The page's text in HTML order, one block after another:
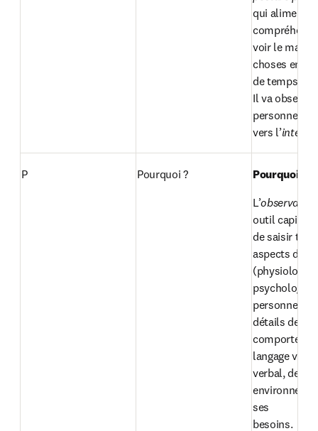
qui alimente
voir le
choses en
de temps
Il va
personne de
vers l’
P Pourquoi ?
Pourquoi
L’
outil capital
de saisir
aspects de
personne :
détails de
langage
verbal, de
ses
besoins.